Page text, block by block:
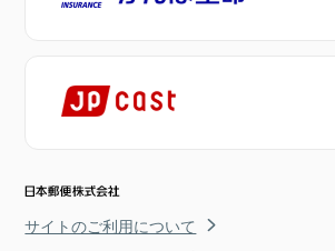
サイトのご利用について